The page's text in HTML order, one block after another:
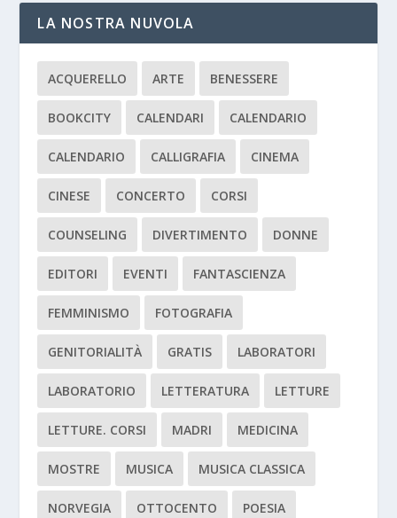
LA NOSTRA NUVOLA
ACQUERELLO ARTE BENESSERE
BOOKCITY CALENDARI CALENDARIO
CALENDARIO CALLIGRAFIA CINEMA
CINESE CONCERTO CORSI
COUNSELING DIVERTIMENTO DONNE
EDITORI EVENTI FANTASCIENZA
FEMMINISMO FOTOGRAFIA
GENITORIALITÀ GRATIS LABORATORI
LABORATORIO LETTERATURA LETTURE
LETTURE. CORSI MADRI MEDICINA
MOSTRE MUSICA MUSICA CLASSICA
NORVEGIA OTTOCENTO POESIA